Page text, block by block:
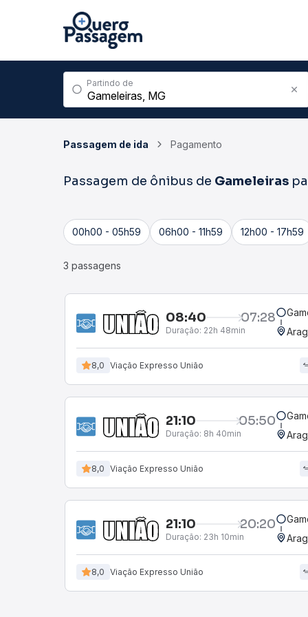
Partindo de
Passagem de ida Pagamento
Passagem de ônibus de Gameleiras
00h00 - 05h59 06h00 - 11h59 12h00 - 17h59
3 passagens
08:40 07:28
Duração: 22h 48min
8,0 Viação Expresso União
21:10 05:50
Duração: 8h 40min
8,0 Viação Expresso União
21:10 20:20
Duração: 23h 10min
8,0 Viação Expresso União